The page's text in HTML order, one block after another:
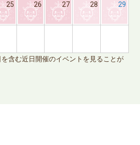
25 26 27 28 29
含む近日開催のイベントを見ることが